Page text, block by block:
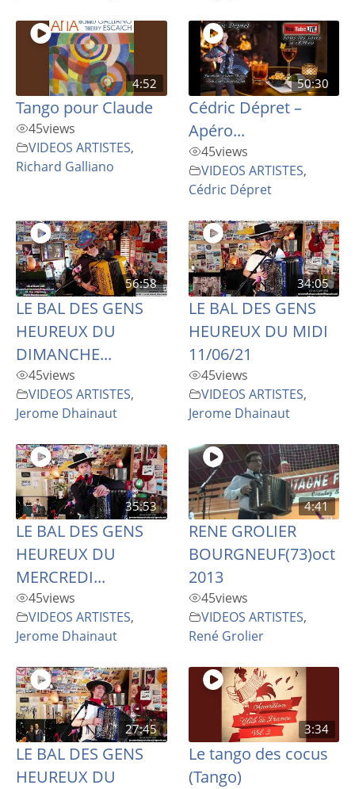
4:52
Tango pour Claude
45views
VIDEOS ARTISTES,
Richard Galliano
50:30
Cédric Dépret –
Apéro...
45views
VIDEOS ARTISTES,
Cédric Dépret
56:58
LE BAL DES GENS
HEUREUX DU
DIMANCHE...
45views
VIDEOS ARTISTES,
Jerome Dhainaut
34:05
LE BAL DES GENS
HEUREUX DU MIDI
11/06/21
45views
VIDEOS ARTISTES,
Jerome Dhainaut
35:53
LE BAL DES GENS
HEUREUX DU
MERCREDI...
45views
VIDEOS ARTISTES,
Jerome Dhainaut
4:41
RENE GROLIER
BOURGNEUF(73)oct
2013
45views
VIDEOS ARTISTES,
René Grolier
27:45
LE BAL DES GENS
HEUREUX DU
3:34
Le tango des cocus
(Tango)